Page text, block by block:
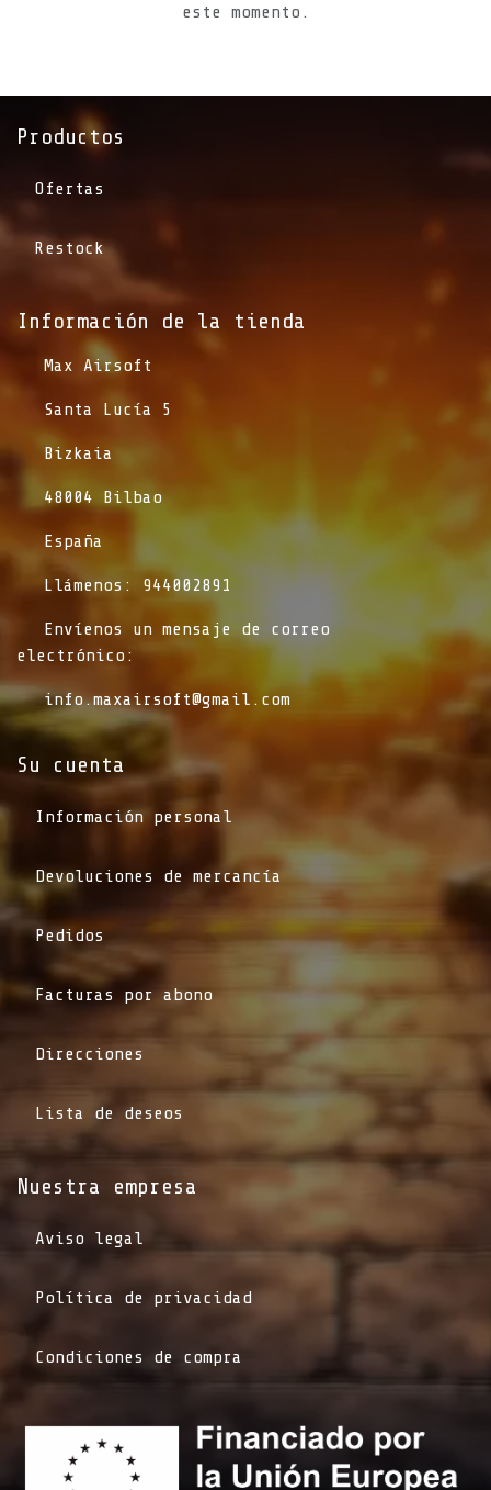
este momento.
Productos
Ofertas
Restock
Información de la tienda​
​Max Airsoft
​Santa Lucía 5
​Bizkaia
​48004 Bilbao
​España
​Llámenos: 944002891
​Envíenos un mensaje de correo
electrónico:
info.maxairsoft@gmail.com
Su cuenta
Información personal
Devoluciones de mercancía
Pedidos
Facturas por abono
Direcciones
Lista de deseos
Nuestra empresa
Aviso legal
Política de privacidad
Condiciones de compra